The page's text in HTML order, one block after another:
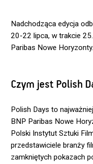
Nadchodząca edycja
20-22 lipca, w trakcie
Paribas Nowe Horyzonty.
Czym jest Polish
Polish Days to
BNP Paribas Nowe
Polski Instytut Sztuki
przedstawiciele branży
zamkniętych pokazach